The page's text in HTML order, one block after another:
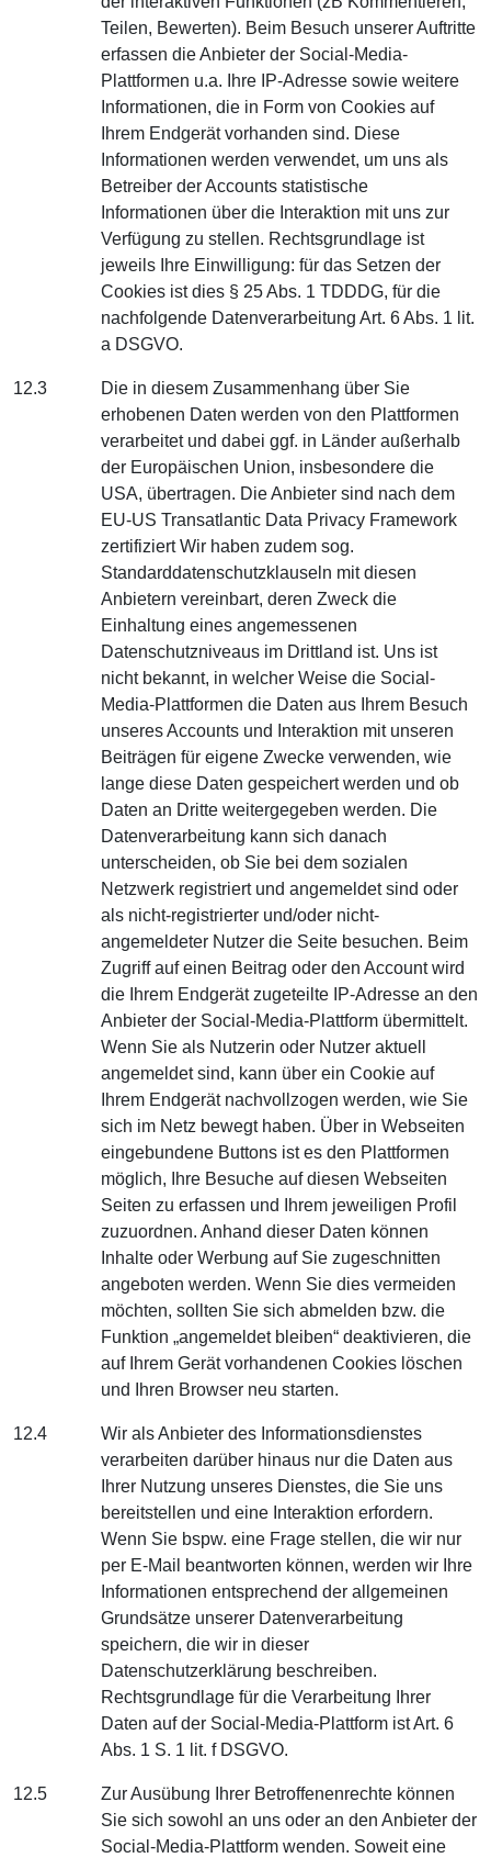
Teilen, Bewerten). Beim Besuch unserer Auftritte
erfassen die Anbieter der Social-Media-
Plattformen u.a. Ihre IP-Adresse sowie weitere
Informationen, die in Form von Cookies auf
Ihrem Endgerät vorhanden sind. Diese
Informationen werden verwendet, um uns als
Betreiber der Accounts statistische
Informationen über die Interaktion mit uns zur
Verfügung zu stellen. Rechtsgrundlage ist
jeweils Ihre Einwilligung: für das Setzen der
Cookies ist dies § 25 Abs. 1 TDDDG, für die
nachfolgende Datenverarbeitung Art. 6 Abs. 1 lit.
a DSGVO.
12.3
Die in diesem Zusammenhang über Sie
erhobenen Daten werden von den Plattformen
verarbeitet und dabei ggf. in Länder außerhalb
der Europäischen Union, insbesondere die
USA, übertragen. Die Anbieter sind nach dem
EU-US Transatlantic Data Privacy Framework
zertifiziert Wir haben zudem sog.
Standarddatenschutzklauseln mit diesen
Anbietern vereinbart, deren Zweck die
Einhaltung eines angemessenen
Datenschutzniveaus im Drittland ist. Uns ist
nicht bekannt, in welcher Weise die Social-
Media-Plattformen die Daten aus Ihrem Besuch
unseres Accounts und Interaktion mit unseren
Beiträgen für eigene Zwecke verwenden, wie
lange diese Daten gespeichert werden und ob
Daten an Dritte weitergegeben werden. Die
Datenverarbeitung kann sich danach
unterscheiden, ob Sie bei dem sozialen
Netzwerk registriert und angemeldet sind oder
als nicht-registrierter und/oder nicht-
angemeldeter Nutzer die Seite besuchen. Beim
Zugriff auf einen Beitrag oder den Account wird
die Ihrem Endgerät zugeteilte IP-Adresse an den
Anbieter der Social-Media-Plattform übermittelt.
Wenn Sie als Nutzerin oder Nutzer aktuell
angemeldet sind, kann über ein Cookie auf
Ihrem Endgerät nachvollzogen werden, wie Sie
sich im Netz bewegt haben. Über in Webseiten
eingebundene Buttons ist es den Plattformen
möglich, Ihre Besuche auf diesen Webseiten
Seiten zu erfassen und Ihrem jeweiligen Profil
zuzuordnen. Anhand dieser Daten können
Inhalte oder Werbung auf Sie zugeschnitten
angeboten werden. Wenn Sie dies vermeiden
möchten, sollten Sie sich abmelden bzw. die
Funktion „angemeldet bleiben“ deaktivieren, die
auf Ihrem Gerät vorhandenen Cookies löschen
und Ihren Browser neu starten.
12.4
Wir als Anbieter des Informationsdienstes
verarbeiten darüber hinaus nur die Daten aus
Ihrer Nutzung unseres Dienstes, die Sie uns
bereitstellen und eine Interaktion erfordern.
Wenn Sie bspw. eine Frage stellen, die wir nur
per E-Mail beantworten können, werden wir Ihre
Informationen entsprechend der allgemeinen
Grundsätze unserer Datenverarbeitung
speichern, die wir in dieser
Datenschutzerklärung beschreiben.
Rechtsgrundlage für die Verarbeitung Ihrer
Daten auf der Social-Media-Plattform ist Art. 6
Abs. 1 S. 1 lit. f DSGVO.
12.5
Zur Ausübung Ihrer Betroffenenrechte können
Sie sich sowohl an uns oder an den Anbieter der
Social-Media-Plattform wenden. Soweit eine